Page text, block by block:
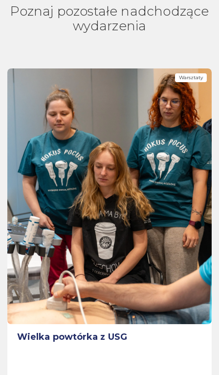
Poznaj pozostałe nadchodzące
wydarzenia
Warsztaty
Wielka powtórka z USG